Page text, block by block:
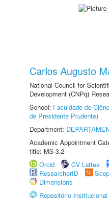
Carlos Augusto
National Council for
Development (CNPq)
School: Faculdade de
de Presidente Prudente)
Department:
Academic Appointment
title: MS-3.2
Orcid
CV Lattes
ResearcherID
Dimensions
Repositório